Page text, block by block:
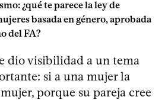
¿qué te parece la ley de
basada en género, aprobada
del FA?
dio visibilidad a un tema
si a una mujer la
porque su pareja cree